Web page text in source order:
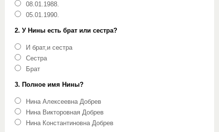
08.01.1988.
05.01.1990.
2. У Нины есть брат или сестра?
И брат,и сестра
Сестра
Брат
3. Полное имя Нины?
Нина Алексеевна Добрев
Нина Викторовная Добрев
Нина Константиновна Добрев